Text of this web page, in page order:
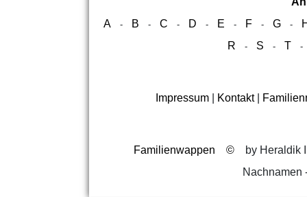
A
- B - C - D - E - F - G -
R
- S - T
Impressum| Kontakt|
Familienwappen © by Heraldik
Nachnamen